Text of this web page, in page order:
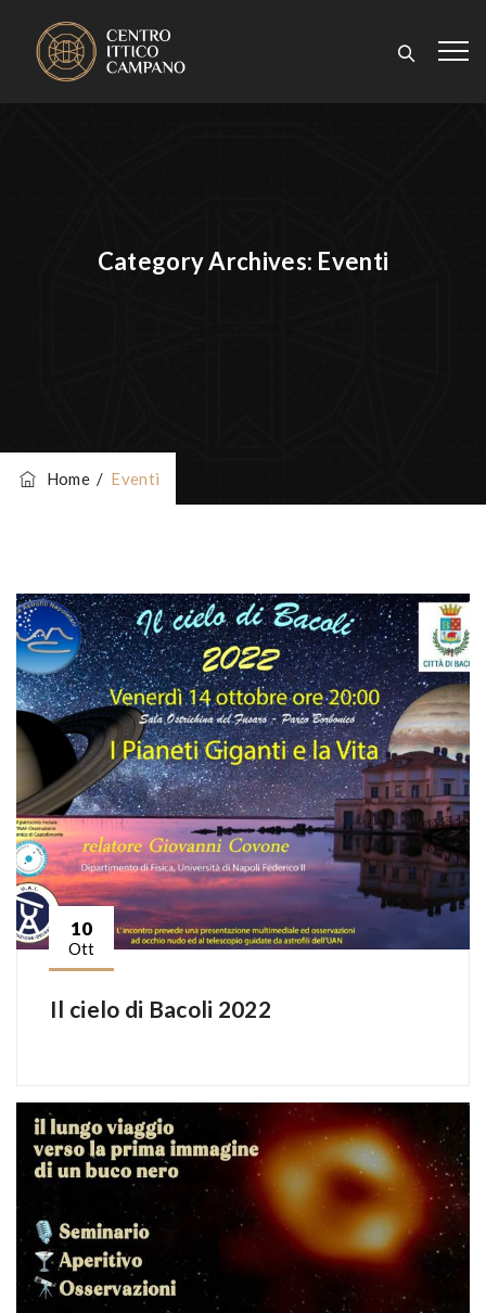
Category Archives: Eventi
Home/ Eventi
10
Ott
Il cielo di Bacoli 2022